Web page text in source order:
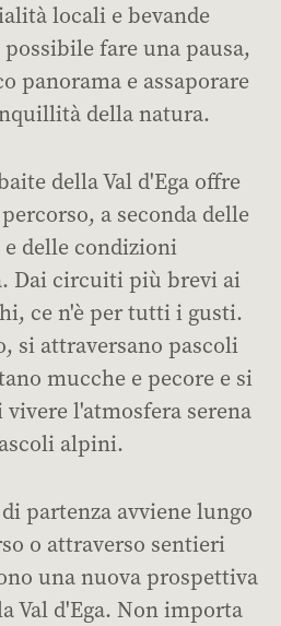
locali e bevande
fare una pausa,
panorama e assaporare
della natura.
della Val d'Ega offre
a seconda delle
delle condizioni
Dai circuiti più brevi ai
ce n'è per tutti i gusti.
si attraversano pascoli
mucche e pecore e si
l'atmosfera serena
alpini.
partenza avviene lungo
o attraverso sentieri
una nuova prospettiva
Val d'Ega. Non importa